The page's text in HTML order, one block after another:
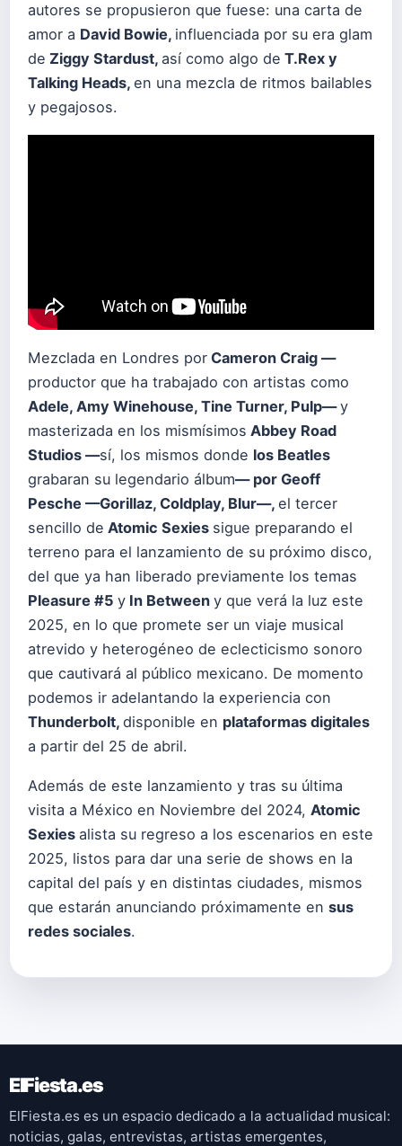
autores se propusieron que fuese: una carta de
amor a David Bowie, influenciada por su era glam
de Ziggy Stardust, así como algo de T.Rex y
Talking Heads, en una mezcla de ritmos bailables
y pegajosos.
Mezclada en Londres por Cameron Craig —
productor que ha trabajado con artistas como
Adele, Amy Winehouse, Tine Turner, Pulp—y
masterizada en los mismísimos Abbey Road
Studios —sí, los mismos donde los Beatles
grabaran su legendario álbum— por Geoff
Pesche —Gorillaz, Coldplay, Blur—, el tercer
sencillo de Atomic Sexies sigue preparando el
terreno para el lanzamiento de su próximo disco,
del que ya han liberado previamente los temas
Pleasure #5 y In Between y que verá la luz este
2025, en lo que promete ser un viaje musical
atrevido y heterogéneo de eclecticismo sonoro
que cautivará al público mexicano. De momento
podemos ir adelantando la experiencia con
Thunderbolt, disponible en plataformas digitales
a partir del 25 de abril.
Además de este lanzamiento y tras su última
visita a México en Noviembre del 2024, Atomic
Sexies alista su regreso a los escenarios en este
2025, listos para dar una serie de shows en la
capital del país y en distintas ciudades, mismos
que estarán anunciando próximamente en sus
redes sociales.
ElFiesta.es
ElFiesta.es es un espacio dedicado a la actualidad musical:
noticias, galas, entrevistas, artistas emergentes,